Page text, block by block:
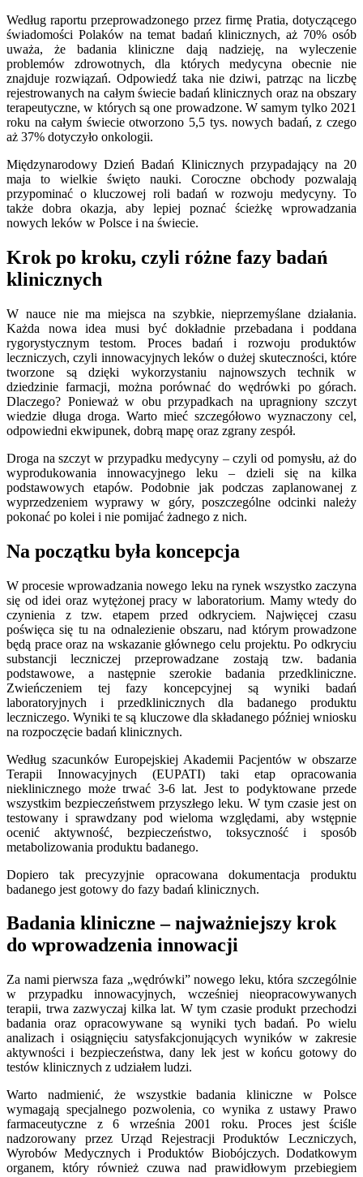
Według raportu przeprowadzonego przez firmę Pratia, dotyczącego
świadomości Polaków na temat badań klinicznych, aż 70% osób
uważa, że badania kliniczne dają nadzieję, na wyleczenie
problemów zdrowotnych, dla których medycyna obecnie nie
znajduje rozwiązań. Odpowiedź taka nie dziwi, patrząc na liczbę
rejestrowanych na całym świecie badań klinicznych oraz na obszary
terapeutyczne, w których są one prowadzone. W samym tylko 2021
roku na całym świecie otworzono 5,5 tys. nowych badań, z czego
aż 37% dotyczyło onkologii.
Międzynarodowy Dzień Badań Klinicznych przypadający na 20
maja to wielkie święto nauki. Coroczne obchody pozwalają
przypominać o kluczowej roli badań w rozwoju medycyny. To
także dobra okazja, aby lepiej poznać ścieżkę wprowadzania
nowych leków w Polsce i na świecie.
Krok po kroku, czyli różne fazy badań
klinicznych
W nauce nie ma miejsca na szybkie, nieprzemyślane działania.
Każda nowa idea musi być dokładnie przebadana i poddana
rygorystycznym testom. Proces badań i rozwoju produktów
leczniczych, czyli innowacyjnych leków o dużej skuteczności, które
tworzone są dzięki wykorzystaniu najnowszych technik w
dziedzinie farmacji, można porównać do wędrówki po górach.
Dlaczego? Ponieważ w obu przypadkach na upragniony szczyt
wiedzie długa droga. Warto mieć szczegółowo wyznaczony cel,
odpowiedni ekwipunek, dobrą mapę oraz zgrany zespół.
Droga na szczyt w przypadku medycyny – czyli od pomysłu, aż do
wyprodukowania innowacyjnego leku – dzieli się na kilka
podstawowych etapów. Podobnie jak podczas zaplanowanej z
wyprzedzeniem wyprawy w góry, poszczególne odcinki należy
pokonać po kolei i nie pomijać żadnego z nich.
Na początku była koncepcja
W procesie wprowadzania nowego leku na rynek wszystko zaczyna
się od idei oraz wytężonej pracy w laboratorium. Mamy wtedy do
czynienia z tzw. etapem przed odkryciem. Najwięcej czasu
poświęca się tu na odnalezienie obszaru, nad którym prowadzone
będą prace oraz na wskazanie głównego celu projektu. Po odkryciu
substancji leczniczej przeprowadzane zostają tzw. badania
podstawowe, a następnie szerokie badania przedkliniczne.
Zwieńczeniem tej fazy koncepcyjnej są wyniki badań
laboratoryjnych i przedklinicznych dla badanego produktu
leczniczego. Wyniki te są kluczowe dla składanego później wniosku
na rozpoczęcie badań klinicznych.
Według szacunków Europejskiej Akademii Pacjentów w obszarze
Terapii Innowacyjnych (EUPATI) taki etap opracowania
nieklinicznego może trwać 3-6 lat. Jest to podyktowane przede
wszystkim bezpieczeństwem przyszłego leku. W tym czasie jest on
testowany i sprawdzany pod wieloma względami, aby wstępnie
ocenić aktywność, bezpieczeństwo, toksyczność i sposób
metabolizowania produktu badanego.
Dopiero tak precyzyjnie opracowana dokumentacja produktu
badanego jest gotowy do fazy badań klinicznych.
Badania kliniczne – najważniejszy krok
do wprowadzenia innowacji
Za nami pierwsza faza „wędrówki” nowego leku, która szczególnie
w przypadku innowacyjnych, wcześniej nieopracowywanych
terapii, trwa zazwyczaj kilka lat. W tym czasie produkt przechodzi
badania oraz opracowywane są wyniki tych badań. Po wielu
analizach i osiągnięciu satysfakcjonujących wyników w zakresie
aktywności i bezpieczeństwa, dany lek jest w końcu gotowy do
testów klinicznych z udziałem ludzi.
Warto nadmienić, że wszystkie badania kliniczne w Polsce
wymagają specjalnego pozwolenia, co wynika z ustawy Prawo
farmaceutyczne z 6 września 2001 roku. Proces jest ściśle
nadzorowany przez Urząd Rejestracji Produktów Leczniczych,
Wyrobów Medycznych i Produktów Biobójczych. Dodatkowym
organem, który również czuwa nad prawidłowym przebiegiem